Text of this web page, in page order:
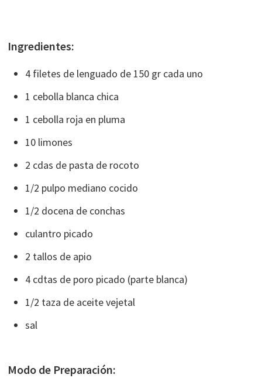
Ingredientes:
4 filetes de lenguado de 150 gr cada uno
1 cebolla blanca chica
1 cebolla roja en pluma
10 limones
2 cdas de pasta de rocoto
1/2 pulpo mediano cocido
1/2 docena de conchas
culantro picado
2 tallos de apio
4 cdtas de poro picado (parte blanca)
1/2 taza de aceite vejetal
sal
Modo de Preparación: